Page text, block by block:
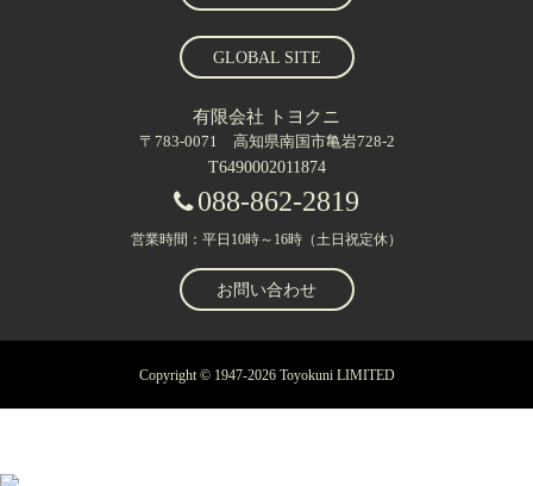
GLOBAL SITE
有限会社 トヨクニ
〒783-0071 高知県南国市亀岩728-2
T6490002011874
088-862-2819
営業時間：平日10時～16時（土日祝定休）
お問い合わせ
Copyright © 1947-2026 Toyokuni LIMITED